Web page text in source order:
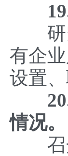
19.
研究
有企
设置
20.
情况。
召开